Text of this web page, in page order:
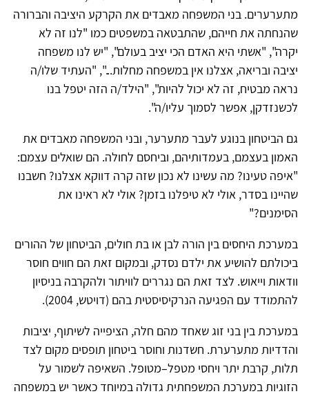
מתערערים. בני המשפחה מאבדים את הקרקע היציבה והברורה
שהנחתה את חייהם, שהתבטאה במשפטים כמו "לנו זה לא
יקרה", "אשתי היא האדם הכי יציב בעולם", "יש לנו משפחה
יציבה ובריאה, אצלנו אין במשפחה מחלות...", "העתיד שלו/ה
נראה מבטיח, זה לא יכול להיות", "הילד/ה הזה יטפל בנו
לכשנזדקן, אפשר לסמוך עליו/ה".
גם הביטחון בנוגע לעבר מתערער, ובני המשפחה מאבדים את
האמון בעצמם, בעמדותיהם, וביחסם לחולה. הם שואלים עצמם:
"איפה טעינו? מה עשינו לא נכון שזה קרה דווקא אצלנו? חשבנו
שהיינו בסדר, אולי לא טיפלנו בזמן? אולי לא ראינו את
הסימנים?"
במערכת היחסים בין הורה לבן או בת חולים, הביטחון של ההורים
ביכולתם להושיע את ילדם נסדק, ובמקום זאת הם חווים חוסר
וודאות וייאוש. לצד זאת הם נגררים לוויתור ולהקרבה בניסיון
להתמודד עם הפגיעה הנרקיסיסטית בהם (דויטש, 2004).
במערכת בין בני זוג שאחד מהם חלה, הציפייה לשיתוף, יציבות
והדדיות מתערערת. חשדנות וחוסר ביטחון תופסים מקום לצד
תלות, קרבת יתר ויחסי מטפל–מטופל. השאיפה לשמור על
הזוגיות במערכת המשפחתית גדולה במיוחד כאשר יש במשפחה